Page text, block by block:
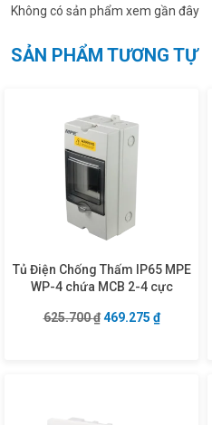
Không có sản phẩm xem gần đây
SẢN PHẨM TƯƠNG TỰ
Tủ Điện Chống Thấm IP65 MPE
WP-4 chứa MCB 2-4 cực
625.700₫ Giá gốc là: 625.700
469.275 ₫Giá hiện